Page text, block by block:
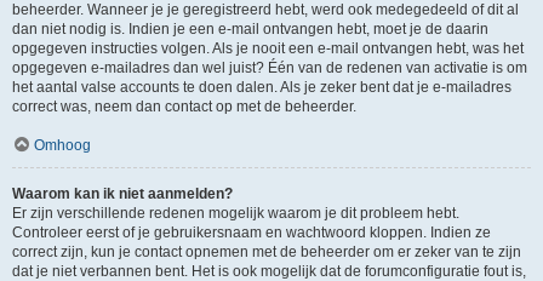
beheerder. Wanneer je je geregistreerd hebt, werd ook medegedeeld of dit al
dan niet nodig is. Indien je een e-mail ontvangen hebt, moet je de daarin
opgegeven instructies volgen. Als je nooit een e-mail ontvangen hebt, was het
opgegeven e-mailadres dan wel juist? Één van de redenen van activatie is om
het aantal valse accounts te doen dalen. Als je zeker bent dat je e-mailadres
correct was, neem dan contact op met de beheerder.
Omhoog
Waarom kan ik niet aanmelden?
Er zijn verschillende redenen mogelijk waarom je dit probleem hebt.
Controleer eerst of je gebruikersnaam en wachtwoord kloppen. Indien ze
correct zijn, kun je contact opnemen met de beheerder om er zeker van te zijn
dat je niet verbannen bent. Het is ook mogelijk dat de forumconfiguratie fout is,